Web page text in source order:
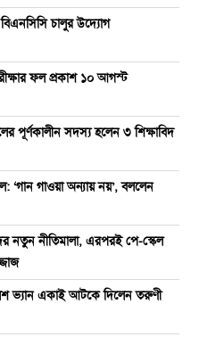
বিএনসিসি চালুর উদ্যোগ
ফল প্রকাশ ১০ আগস্ট
পূর্ণকালীন সদস্য হলেন ৩ শিক্ষাবিদ
‘গান গাওয়া অন্যায় নয়’, বললেন
নতুন নীতিমালা, এরপরই পে-স্কেল
ভ্যান একাই আটকে দিলেন তরুণী